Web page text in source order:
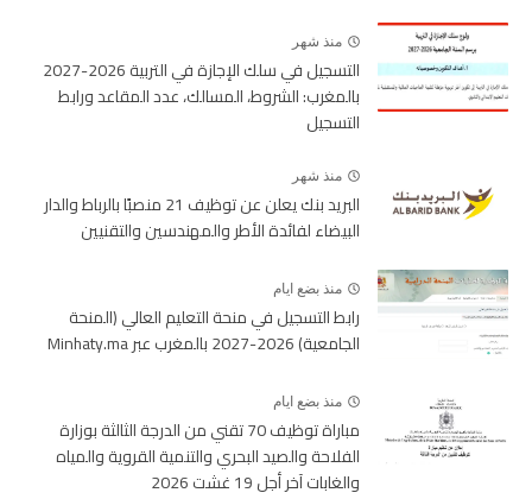
منذ شهر
التسجيل في سلك الإجازة في التربية 2026-2027
بالمغرب: الشروط، المسالك، عدد المقاعد ورابط
التسجيل
منذ شهر
البريد بنك يعلن عن توظيف 21 منصبًا بالرباط والدار
البيضاء لفائدة الأطر والمهندسين والتقنيين
منذ بضع ايام
رابط التسجيل في منحة التعليم العالي (المنحة
الجامعية) 2026-2027 بالمغرب عبر Minhaty.ma
منذ بضع ايام
مباراة توظيف 70 تقني من الدرجة الثالثة بوزارة
الفلاحة والصيد البحري والتنمية القروية والمياه
والغابات آخر أجل 19 غشت 2026